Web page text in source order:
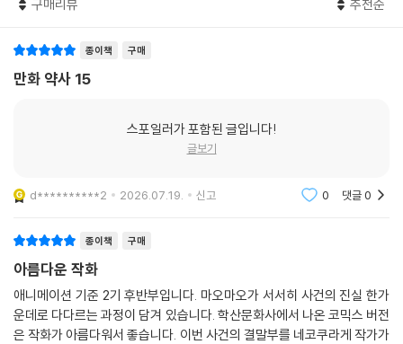
스포일러가 포함된 글입니다!
종이책
아름다운 작화
애니메이션 기준 2기 후반부입니다. 마오마오가 서서히 사건의 진실 한가
운데로 다다르는 과정이 담겨 있습니다. 학산문화사에서 나온 코믹스 버전